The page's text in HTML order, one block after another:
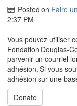
Posted on Faire
2:37 PM
Vous pouvez utiliser
Fondation Douglas-
parvenir un courriel
adhésion. Si vous
adhésion sur une
Donate